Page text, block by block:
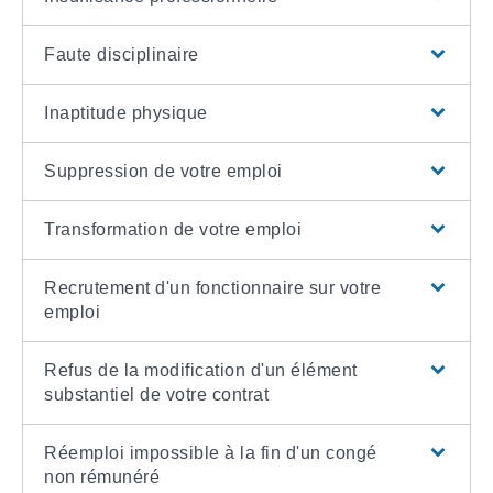
Faute disciplinaire
Inaptitude physique
Suppression de votre emploi
Transformation de votre emploi
Recrutement d'un fonctionnaire sur votre
emploi
Refus de la modification d'un élément
substantiel de votre contrat
Réemploi impossible à la fin d'un congé
non rémunéré